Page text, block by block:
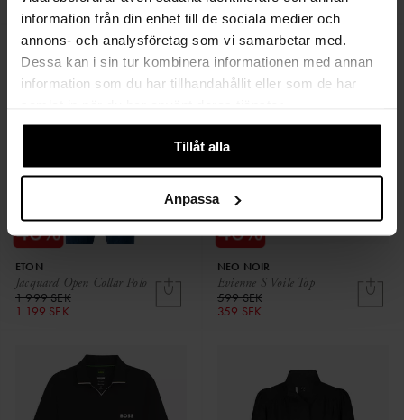
information från din enhet till de sociala medier och
annons- och analysföretag som vi samarbetar med.
Dessa kan i sin tur kombinera informationen med annan
information som du har tillhandahållit eller som de har
Tillåt alla
Anpassa
Jacquard Open Collar Polo
ETON
1 999 SEK
1 199 SEK
Evienne S Voile Top
NEO NOIR
599 SEK
359 SEK